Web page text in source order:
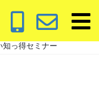
知っ得セミナー